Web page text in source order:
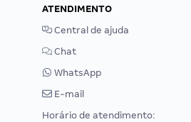
ATENDIMENTO
Central de ajuda
Chat
WhatsApp
E-mail
Horário de atendimento: